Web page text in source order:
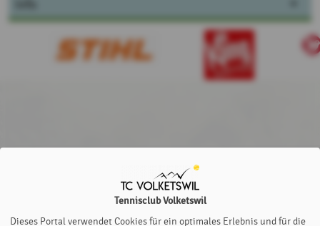
Tennisclub Volketswil
Dieses Portal verwendet Cookies für ein optimales Erlebnis und für die